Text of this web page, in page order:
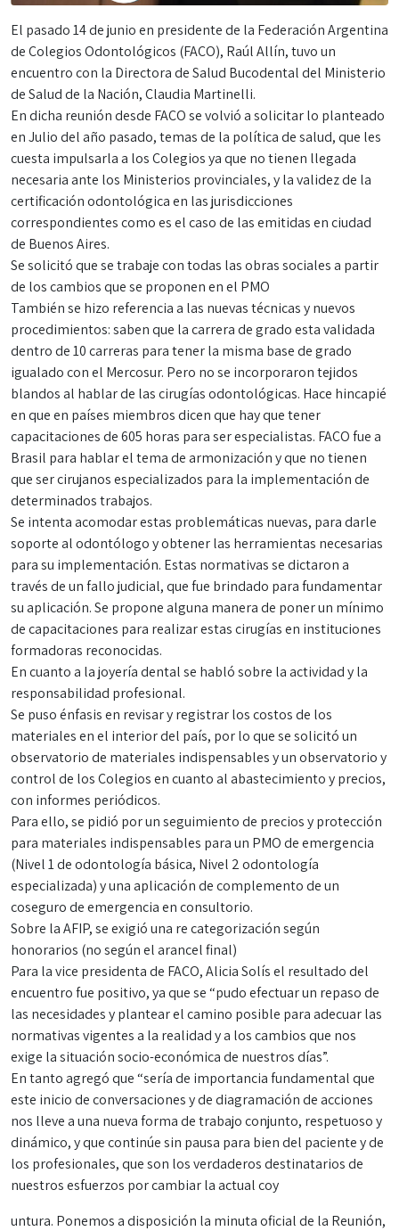
El pasado 14 de junio en presidente de la Federación Argentina
de Colegios Odontológicos (FACO), Raúl Allín, tuvo un
encuentro con la Directora de Salud Bucodental del Ministerio
de Salud de la Nación, Claudia Martinelli.
En dicha reunión desde FACO se volvió a solicitar lo planteado
en Julio del año pasado, temas de la política de salud, que les
cuesta impulsarla a los Colegios ya que no tienen llegada
necesaria ante los Ministerios provinciales, y la validez de la
certificación odontológica en las jurisdicciones
correspondientes como es el caso de las emitidas en ciudad
de Buenos Aires.
Se solicitó que se trabaje con todas las obras sociales a partir
de los cambios que se proponen en el PMO
También se hizo referencia a las nuevas técnicas y nuevos
procedimientos: saben que la carrera de grado esta validada
dentro de 10 carreras para tener la misma base de grado
igualado con el Mercosur. Pero no se incorporaron tejidos
blandos al hablar de las cirugías odontológicas. Hace hincapié
en que en países miembros dicen que hay que tener
capacitaciones de 605 horas para ser especialistas. FACO fue a
Brasil para hablar el tema de armonización y que no tienen
que ser cirujanos especializados para la implementación de
determinados trabajos.
Se intenta acomodar estas problemáticas nuevas, para darle
soporte al odontólogo y obtener las herramientas necesarias
para su implementación. Estas normativas se dictaron a
través de un fallo judicial, que fue brindado para fundamentar
su aplicación. Se propone alguna manera de poner un mínimo
de capacitaciones para realizar estas cirugías en instituciones
formadoras reconocidas.
En cuanto a la joyería dental se habló sobre la actividad y la
responsabilidad profesional.
Se puso énfasis en revisar y registrar los costos de los
materiales en el interior del país, por lo que se solicitó un
observatorio de materiales indispensables y un observatorio y
control de los Colegios en cuanto al abastecimiento y precios,
con informes periódicos.
Para ello, se pidió por un seguimiento de precios y protección
para materiales indispensables para un PMO de emergencia
(Nivel 1 de odontología básica, Nivel 2 odontología
especializada) y una aplicación de complemento de un
coseguro de emergencia en consultorio.
Sobre la AFIP, se exigió una re categorización según
honorarios (no según el arancel final)
Para la vice presidenta de FACO, Alicia Solís el resultado del
encuentro fue positivo, ya que se “pudo efectuar un repaso de
las necesidades y plantear el camino posible para adecuar las
normativas vigentes a la realidad y a los cambios que nos
exige la situación socio-económica de nuestros días”.
En tanto agregó que “sería de importancia fundamental que
este inicio de conversaciones y de diagramación de acciones
nos lleve a una nueva forma de trabajo conjunto, respetuoso y
dinámico, y que continúe sin pausa para bien del paciente y de
los profesionales, que son los verdaderos destinatarios de
nuestros esfuerzos por cambiar la actual coy
untura. Ponemos a disposición la minuta oficial de la Reunión,